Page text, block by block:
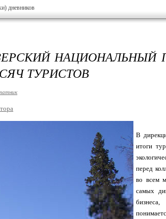
дневников
НАЦИОНАЛЬНЫЙ
ТУРИСТОВ
В
итоги
перед
во всем
самых